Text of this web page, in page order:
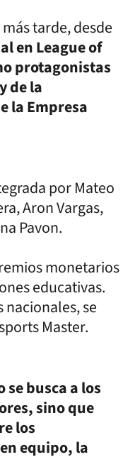
tarde, desde
en League of
protagonistas
de la
la Empresa
por Mateo
Aron Vargas,
Pavon.
monetarios
educativas.
nacionales, se
Master.
se busca a los
sino que
los
equipo, la